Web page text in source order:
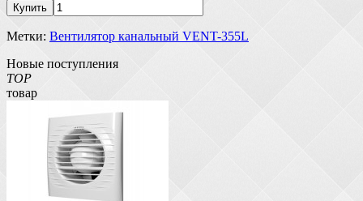
Купить
Метки: Вентилятор канальный VENT-355L
Новые поступления
TOP
товар